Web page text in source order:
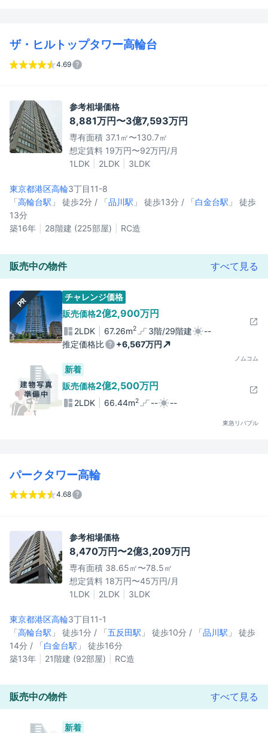
ザ・ヒルトップタワー高輪台
4.69
参考相場価格
8,881万円〜3億7,593万円
専有面積 37.1㎡〜130.7㎡
想定賃料 19万円〜92万円/月
1LDK
2LDK 3LDK
東京都港区高輪3丁目11-8
「高輪台駅 」 徒歩2分 / 「品川駅 」 徒歩13分 / 「白金台駅 」 徒歩
13分
築16年
28階建 (225部屋) RC造
販売中の物件 すべて見る
PR
チャレンジ価格
販売価格2億2,900万円
2LDK 67.26m2 3階/29階建
--
推定価格比
+6,567万円
ノムコム
新着
販売価格2億2,500万円
2LDK 66.44m2 -- --
東急リバブル
パークタワー高輪
4.68
参考相場価格
8,470万円〜2億3,209万円
専有面積 38.65㎡〜78.5㎡
想定賃料 18万円〜45万円/月
1LDK
2LDK 3LDK
東京都港区高輪3丁目11-1
「高輪台駅 」 徒歩1分 / 「五反田駅 」 徒歩10分 / 「品川駅 」 徒歩
14分 / 「白金台駅 」 徒歩16分
築13年
21階建 (92部屋) RC造
販売中の物件 すべて見る
新着